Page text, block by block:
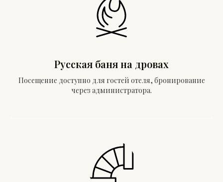
Русская баня на дровах
Посещение доступно для гостей отеля, бронирование
через администратора.